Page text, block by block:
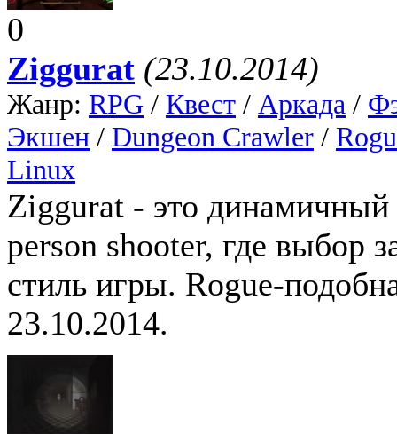
0
Ziggurat (23.10.2014)
Жанр: RPG / Квест / Аркада /
Экшен / Dungeon Crawler /
Linux
Ziggurat - это
person shooter, где выбор
стиль игры. Rogue-
23.10.2014.